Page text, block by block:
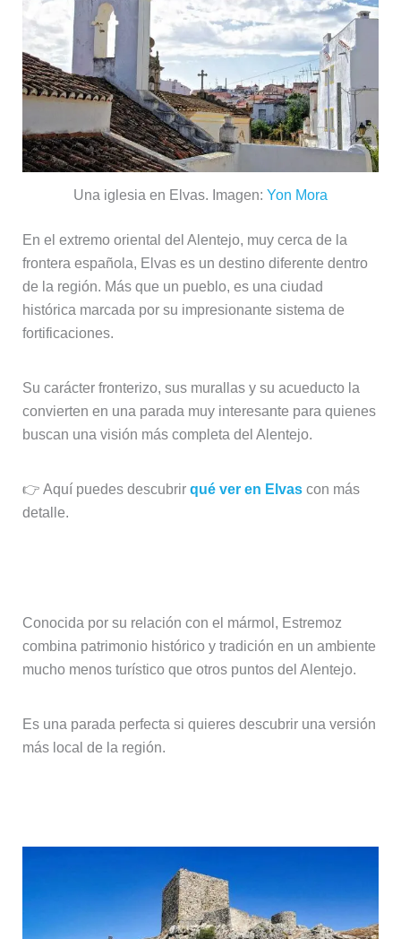
Una iglesia en Elvas. Imagen: Yon Mora
En el extremo oriental del Alentejo, muy cerca de la
frontera española, Elvas es un destino diferente dentro
de la región. Más que un pueblo, es una ciudad
histórica marcada por su impresionante sistema de
fortificaciones.
Su carácter fronterizo, sus murallas y su acueducto la
convierten en una parada muy interesante para quienes
buscan una visión más completa del Alentejo.
👉 Aquí puedes descubrir qué ver en Elvascon más
detalle.
Conocida por su relación con el mármol, Estremoz
combina patrimonio histórico y tradición en un ambiente
mucho menos turístico que otros puntos del Alentejo.
Es una parada perfecta si quieres descubrir una versión
más local de la región.